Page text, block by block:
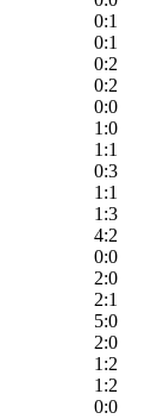
0:1
0:1
0:2
0:2
0:0
1:0
1:1
0:3
1:1
1:3
4:2
0:0
2:0
2:1
5:0
2:0
1:2
1:2
0:0